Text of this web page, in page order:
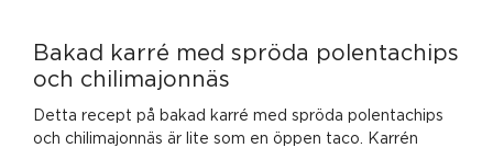
Bakad karré med spröda polentachips
och chilimajonnäs
Detta recept på bakad karré med spröda polentachips
och chilimajonnäs är lite som en öppen taco. Karrén